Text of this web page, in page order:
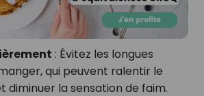
: Évitez les longues
qui peuvent ralentir le
diminuer la sensation de faim.